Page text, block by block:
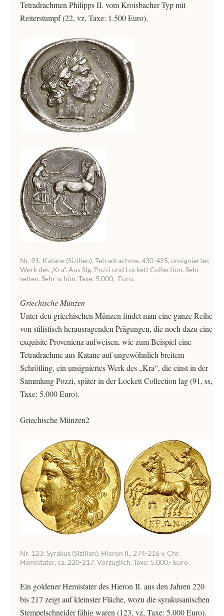
Tetradrachmen Philipps II. vom Kroisbacher Typ mit
Reiterstumpf (22, vz, Taxe: 1.500 Euro).
Nr. 91: Katane (Sizilien). Tetradrachme, 430-425, unsigniertes
Werk des „Kra“. Aus Slg. Pozzi und Lockett Collection. Sehr
selten. Sehr schön. Taxe: 5.000,- Euro.
Griechische Münzen
Unter den griechischen Münzen findet man eine ganze Reihe
von stilistisch herausragenden Prägungen, die noch dazu eine
exquisite Provenienz aufweisen, wie zum Beispiel eine
Tetradrachme aus Katane auf ungewöhnlich breitem
Schrötling, ein unsigniertes Werk des „Kra“, die einst in der
Sammlung Pozzi, später in der Lockett Collection lag (91, ss,
Taxe: 5.000 Euro).
Griechische Münzen2
Nr. 123: Syrakus (Sizilien). Hieron II., 274-216 v. Chr.
Hemistater, ca. 220-217. Vorzüglich. Taxe: 5.000,- Euro.
Ein goldener Hemistater des Hieron II. aus den Jahren 220
bis 217 zeigt auf kleinster Fläche, wozu die syrakusanischen
Stempelschneider fähig waren (123, vz, Taxe: 5.000 Euro).